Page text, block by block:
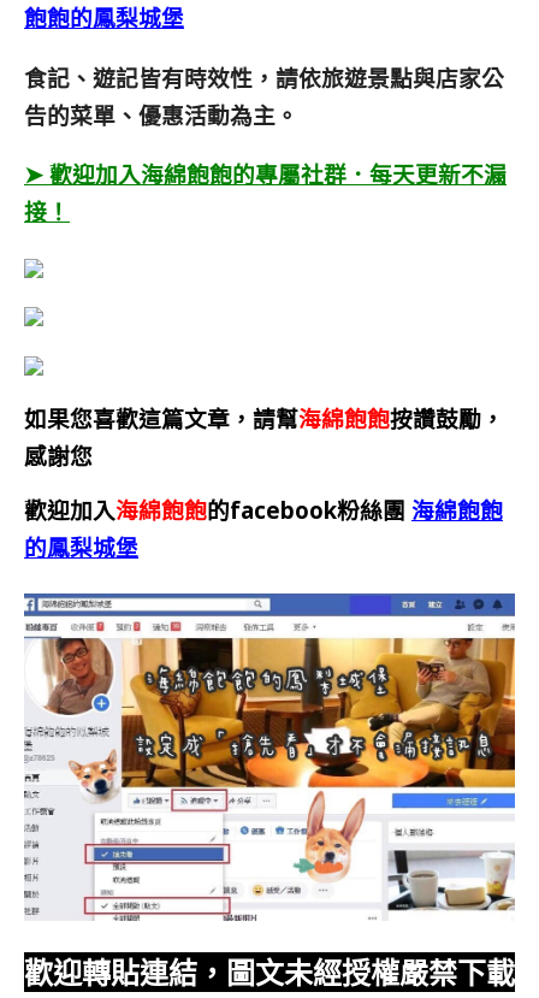
飽飽的鳳梨城堡
食記、遊記皆有時效性，請依旅遊景點與店家公
告的菜單、優惠活動為主。
➤ 歡迎加入海綿飽飽的專屬社群．每天更新不漏
接！
如果您喜歡這篇文章，請幫海綿飽飽按讚鼓勵，
感謝您
歡迎加入海綿飽飽的facebook粉絲團 海綿飽飽
的鳳梨城堡
歡迎轉貼連結，圖文未經授權嚴禁下載